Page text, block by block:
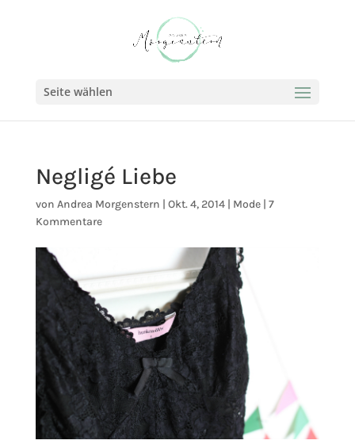
Seite wählen
Negligé Liebe
von Andrea Morgenstern | Okt. 4, 2014| Mode| 7
Kommentare